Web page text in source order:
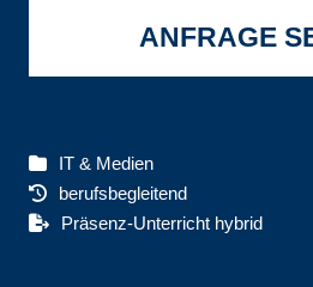
ANFRAGE
IT & Medien
berufsbegleitend
Präsenz-Unterricht hybrid